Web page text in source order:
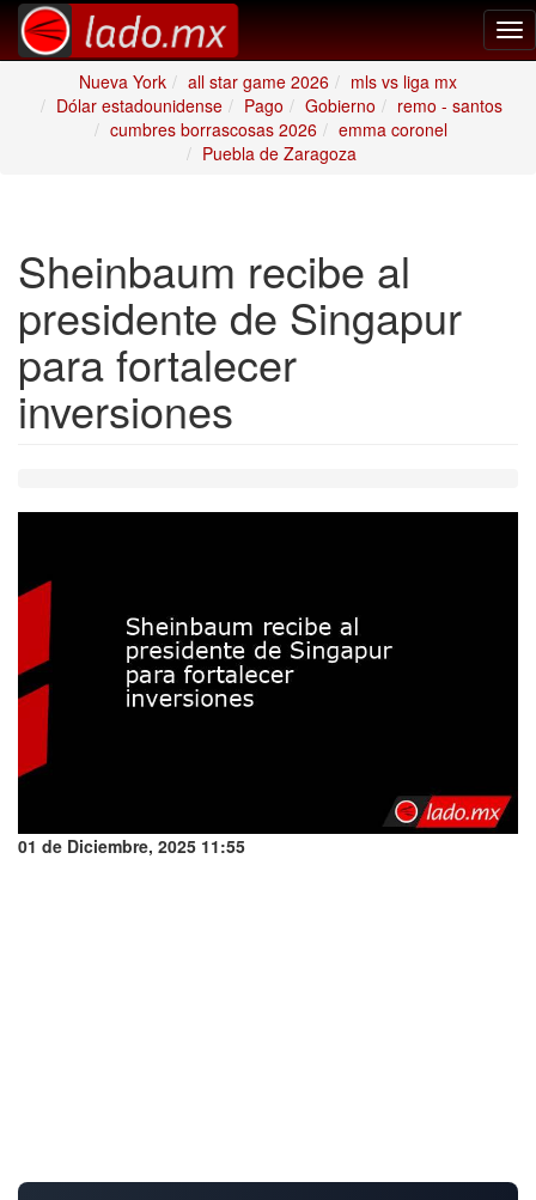
Nueva York
all star game 2026
mls vs liga mx
Dólar estadounidense
Pago Gobierno
remo - santos
cumbres borrascosas 2026
emma coronel
Puebla de Zaragoza
Sheinbaum recibe al
presidente de Singapur
para fortalecer
inversiones
01 de Diciembre, 2025 11:55